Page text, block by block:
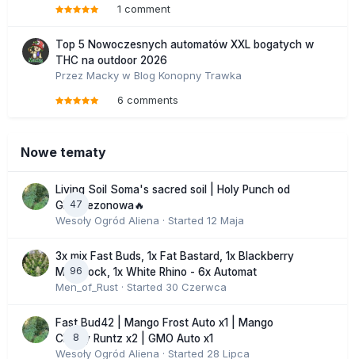
1 comment
Top 5 Nowoczesnych automatów XXL bogatych w
THC na outdoor 2026
Przez Macky w Blog Konopny Trawka
6 comments
Nowe tematy
47
Living Soil Soma's sacred soil | Holy Punch od
GHS sezonowa🔥
Wesoły Ogród Aliena · Started 12 Maja
96
3x mix Fast Buds, 1x Fat Bastard, 1x Blackberry
Moonrock, 1x White Rhino - 6x Automat
Men_of_Rust · Started 30 Czerwca
8
Fast Bud42 | Mango Frost Auto x1 | Mango
Cherry Runtz x2 | GMO Auto x1
Wesoły Ogród Aliena · Started 28 Lipca